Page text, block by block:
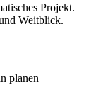
Projekt.
Weitblick.
planen